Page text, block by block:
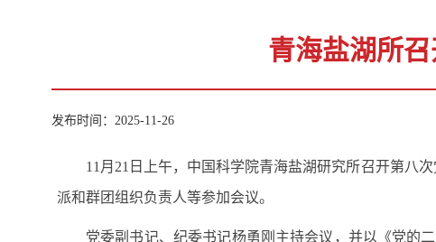
青海盐湖所
发布时间：2025-11-26
11月21日上午，中国科学院青海盐湖研究所召开第八
派和群团组织负责人等参加会议。
党委副书记、纪委书记杨勇刚主持会议，并以《党的